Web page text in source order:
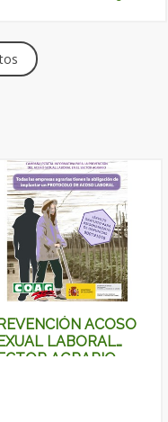
ACOSO
LABORAL
AGRARIO